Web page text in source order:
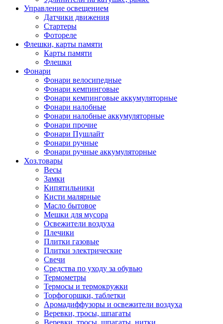
Управление освещением
Датчики движения
Стартеры
Фотореле
Флешки, карты памяти
Карты памяти
Флешки
Фонари
Фонари велосипедные
Фонари кемпинговые
Фонари кемпинговые аккумуляторные
Фонари налобные
Фонари налобные аккумуляторные
Фонари прочие
Фонари Пушлайт
Фонари ручные
Фонари ручные аккумуляторные
Хоз.товары
Весы
Замки
Кипятильники
Кисти малярные
Масло бытовое
Мешки для мусора
Освежители воздуха
Плечики
Плитки газовые
Плитки электрические
Свечи
Средства по уходу за обувью
Термометры
Термосы и термокружки
Торфогоршки, таблетки
Аромадиффузоры и освежители воздуха
Веревки, тросы, шпагаты
Веревки, тросы, шпагаты, нитки